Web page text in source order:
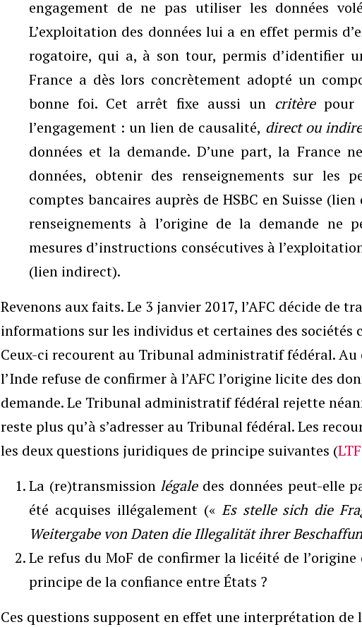
engagement de ne pas utiliser les données
L’exploitation des données lui a en effet permis
rogatoire, qui a, à son tour, permis d’identifier
France a dès lors concrètement adopté un
bonne foi. Cet arrêt fixe aussi un critèrepour
l’engagement : un lien de causalité, direct ou
données et la demande. D’une part, la France
données, obtenir des renseignements sur les
comptes bancaires auprès de HSBC en Suisse
renseignements à l’origine de la demande ne
mesures d’instructions consécutives à
(lien indirect).
Revenons aux faits. Le 3 janvier 2017, l’AFC décide de
informations sur les individus et certaines des sociétés
Ceux-ci recourent au Tribunal administratif fédéral. Au
l’Inde refuse de confirmer à l’AFC l’origine licite des
demande. Le Tribunal administratif fédéral rejette
reste plus qu’à s’adresser au Tribunal fédéral. Les
les deux questions juridiques de principe suivantes (
La (re)transmission légaledes données peut-elle
été acquises illégalement (« Es stelle sich die
Weitergabe von Daten die Illegalität ihrer
Le refus du MoF de confirmer la licéité de
principe de la confiance entre États ?
Ces questions supposent en effet une interprétation de